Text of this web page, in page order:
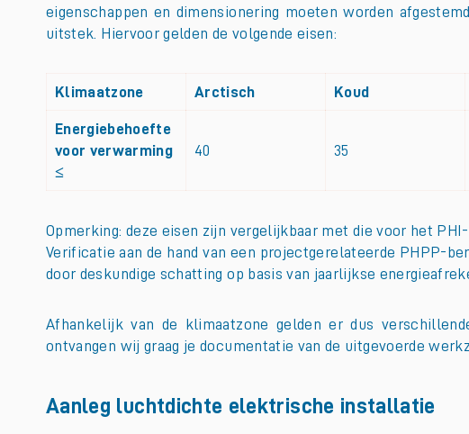
eigenschappen en dimensionering moeten worden
uitstek. Hiervoor gelden de volgende eisen:
Klimaatzone Arctisch Koud
Energiebehoefte
voor verwarming
≤
40 35
Opmerking: deze eisen zijn vergelijkbaar met die voor het
Verificatie aan de hand van een projectgerelateerde PHPP-
door deskundige schatting op basis van jaarlijkse
Afhankelijk van de klimaatzone gelden er dus
ontvangen wij graag je documentatie van de uitgevoerde
Aanleg luchtdichte elektrische installatie